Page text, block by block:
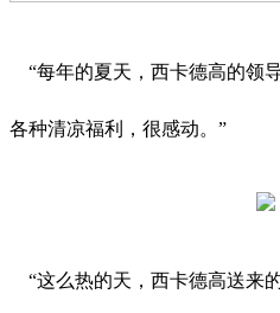
“每年的夏天，西卡德高的领
各种清凉福利，很感动。”
“这么热的天，西卡德高送来